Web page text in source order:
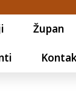
Župan